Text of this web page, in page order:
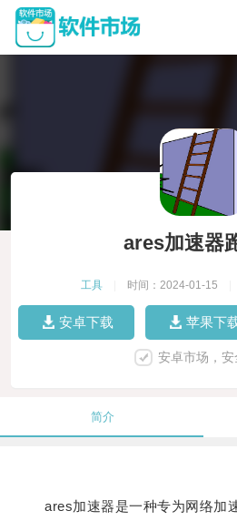
ares加速器
工具 时间：2024-01-15
安卓下载 苹果下
安卓市场，
简介
ares加速器是一种专为网络加